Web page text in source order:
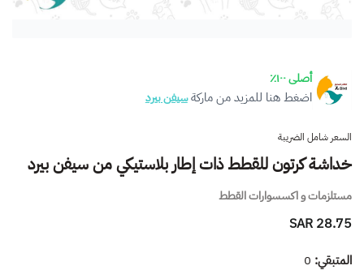
أصلى ١٠٠٪
اضغط هنا للمزيد من ماركةسيفن بيرد
السعر شامل الضريبة
خداشة كرتون للقطط ذات إطار بلاستيكي من سيفن بيرد
مستلزمات و اكسسوارات القطط
28.75 SAR
المتبقي: 0